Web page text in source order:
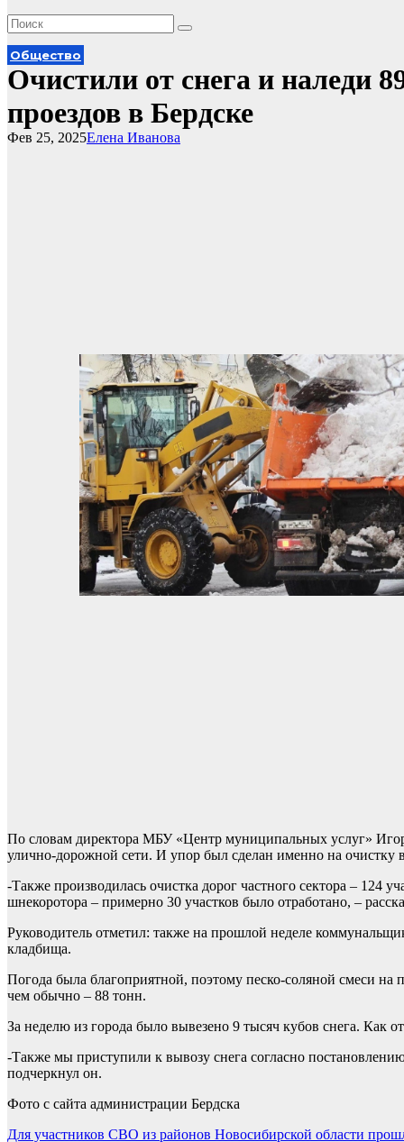
Общество
Очистили от снега и наледи
проездов в Бердске
Елена Иванова
Фев 25, 2025
По словам директора МБУ «Центр муниципальных услуг»
улично-дорожной сети. И упор был сделан именно на очистку
-Также производилась очистка дорог частного сектора –
шнекоротора – примерно 30 участков было отработано, –
Руководитель отметил: также на прошлой неделе
кладбища.
Погода была благоприятной, поэтому песко-соляной смеси на
чем обычно – 88 тонн.
За неделю из города было вывезено 9 тысяч кубов снега. Как
-Также мы приступили к вывозу снега согласно
подчеркнул он.
Фото с сайта администрации Бердска
Для участников СВО из районов Новосибирской области